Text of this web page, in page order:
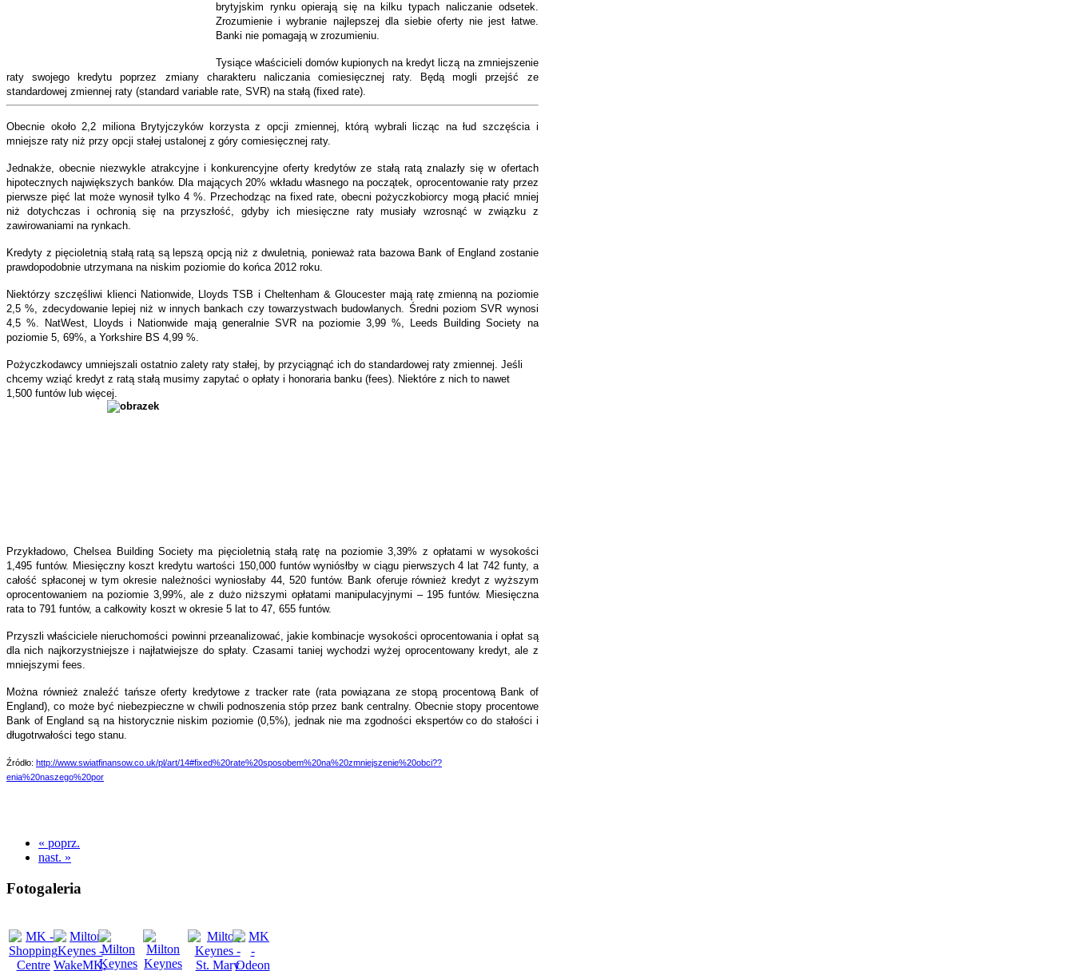
brytyjskim rynku opierają się na kilku typach naliczanie odsetek.
Zrozumienie i wybranie najlepszej dla siebie oferty nie jest łatwe.
Banki nie pomagają w zrozumieniu.
Tysiące właścicieli domów kupionych na kredyt liczą na zmniejszenie
raty swojego kredytu poprzez zmiany charakteru naliczania comiesięcznej raty. Będą mogli przejść ze
standardowej zmiennej raty (standard variable rate, SVR) na stałą (fixed rate).
Obecnie około 2,2 miliona Brytyjczyków korzysta z opcji zmiennej, którą wybrali licząc na łud szczęścia i
mniejsze raty niż przy opcji stałej ustalonej z góry comiesięcznej raty.
Jednakże, obecnie niezwykle atrakcyjne i konkurencyjne oferty kredytów ze stałą ratą znalazły się w ofertach
hipotecznych największych banków. Dla mających 20% wkładu własnego na początek, oprocentowanie raty przez
pierwsze pięć lat może wynosił tylko 4 %. Przechodząc na fixed rate, obecni pożyczkobiorcy mogą płacić mniej
niż dotychczas i ochronią się na przyszłość, gdyby ich miesięczne raty musiały wzrosnąć w związku z
zawirowaniami na rynkach.
Kredyty z pięcioletnią stałą ratą są lepszą opcją niż z dwuletnią, ponieważ rata bazowa Bank of England zostanie
prawdopodobnie utrzymana na niskim poziomie do końca 2012 roku.
Niektórzy szczęśliwi klienci Nationwide, Lloyds TSB i Cheltenham & Gloucester mają ratę zmienną na poziomie
2,5 %, zdecydowanie lepiej niż w innych bankach czy towarzystwach budowlanych. Średni poziom SVR wynosi
4,5 %. NatWest, Lloyds i Nationwide mają generalnie SVR na poziomie 3,99 %, Leeds Building Society na
poziomie 5, 69%, a Yorkshire BS 4,99 %.
Pożyczkodawcy umniejszali ostatnio zalety raty stałej, by przyciągnąć ich do standardowej raty zmiennej. Jeśli
chcemy wziąć kredyt z ratą stałą musimy zapytać o opłaty i honoraria banku (fees). Niektóre z nich to nawet
1,500 funtów lub więcej.
Przykładowo, Chelsea Building Society ma pięcioletnią stałą ratę na poziomie 3,39% z opłatami w wysokości
1,495 funtów. Miesięczny koszt kredytu wartości 150,000 funtów wyniósłby w ciągu pierwszych 4 lat 742 funty, a
całość spłaconej w tym okresie należności wyniosłaby 44, 520 funtów. Bank oferuje również kredyt z wyższym
oprocentowaniem na poziomie 3,99%, ale z dużo niższymi opłatami manipulacyjnymi – 195 funtów. Miesięczna
rata to 791 funtów, a całkowity koszt w okresie 5 lat to 47, 655 funtów.
Przyszli właściciele nieruchomości powinni przeanalizować, jakie kombinacje wysokości oprocentowania i opłat są
dla nich najkorzystniejsze i najłatwiejsze do spłaty. Czasami taniej wychodzi wyżej oprocentowany kredyt, ale z
mniejszymi fees.
Można również znaleźć tańsze oferty kredytowe z tracker rate (rata powiązana ze stopą procentową Bank of
England), co może być niebezpieczne w chwili podnoszenia stóp przez bank centralny. Obecnie stopy procentowe
Bank of England są na historycznie niskim poziomie (0,5%), jednak nie ma zgodności ekspertów co do stałości i
długotrwałości tego stanu.
Źródło: http://www.swiatfinansow.co.uk/pl/art/14#fixed%20rate%20sposobem%20na%20zmniejszenie%20obci??
enia%20naszego%20por
« poprz.
nast. »
Fotogaleria